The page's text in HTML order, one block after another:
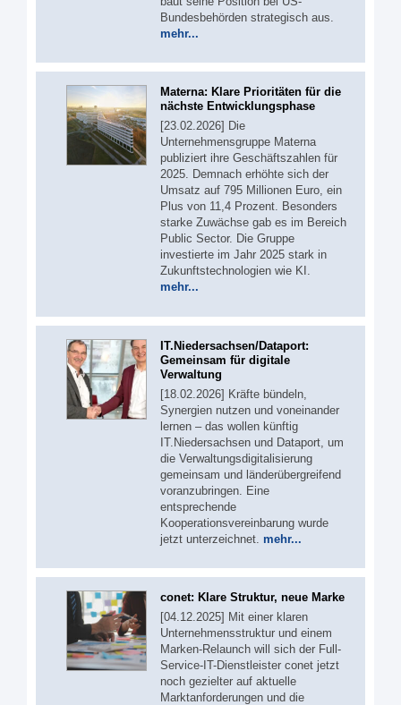
Bundesbehörden strategisch aus.
mehr...
Materna: Klare Prioritäten für die
nächste Entwicklungsphase
[23.02.2026] Die
Unternehmensgruppe Materna
publiziert ihre Geschäftszahlen für
2025. Demnach erhöhte sich der
Umsatz auf 795 Millionen Euro, ein
Plus von 11,4 Prozent. Besonders
starke Zuwächse gab es im Bereich
Public Sector. Die Gruppe
investierte im Jahr 2025 stark in
Zukunftstechnologien wie KI.
mehr...
IT.Niedersachsen/Dataport:
Gemeinsam für digitale
Verwaltung
[18.02.2026] Kräfte bündeln,
Synergien nutzen und voneinander
lernen – das wollen künftig
IT.Niedersachsen und Dataport, um
die Verwaltungsdigitalisierung
gemeinsam und länderübergreifend
voranzubringen. Eine
entsprechende
Kooperationsvereinbarung wurde
jetzt unterzeichnet. mehr...
conet: Klare Struktur, neue Marke
[04.12.2025] Mit einer klaren
Unternehmensstruktur und einem
Marken-Relaunch will sich der Full-
Service-IT-Dienstleister conet jetzt
noch gezielter auf aktuelle
Marktanforderungen und die